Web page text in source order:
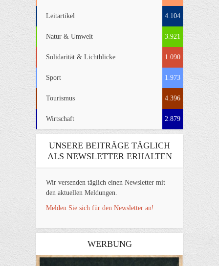
Leitartikel 4.104
Natur & Umwelt 3.921
Solidarität & Lichtblicke 1.090
Sport 1.973
Tourismus 4.396
Wirtschaft 2.879
UNSERE BEITRÄGE TÄGLICH
ALS NEWSLETTER ERHALTEN
Wir versenden täglich einen Newsletter mit
den aktuellen Meldungen.
Melden Sie sich für den Newsletter an!
WERBUNG